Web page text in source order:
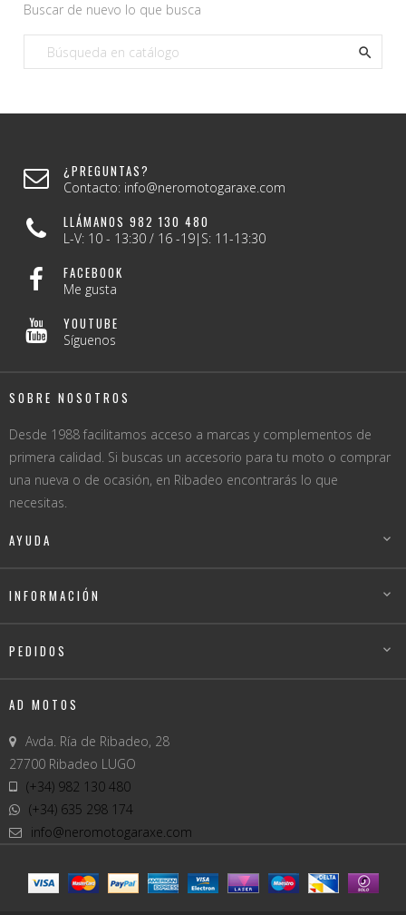
Buscar de nuevo lo que busca

¿PREGUNTAS?
Contacto: info@neromotogaraxe.com
LLÁMANOS 982 130 480
L-V: 10 - 13:30 / 16 -19|S: 11-13:30
FACEBOOK
Me gusta
YOUTUBE
Síguenos
SOBRE NOSOTROS
Desde 1988 facilitamos acceso a marcas y complementos de
primera calidad. Si buscas un accesorio para tu moto o comprar
una nueva o de ocasión, en Ribadeo encontrarás lo que
necesitas.
AYUDA 
INFORMACIÓN 
PEDIDOS 
AD MOTOS
Avda. Ría de Ribadeo, 28
27700 Ribadeo LUGO
(+34) 982 130 480
(+34) 635 298 174
info@neromotogaraxe.com